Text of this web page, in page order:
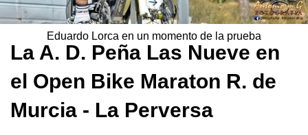
La A. D. Peña Las Nueve en
el Open Bike Maraton R. de
Murcia - La Perversa
Eduardo Lorca en un momento de la prueba